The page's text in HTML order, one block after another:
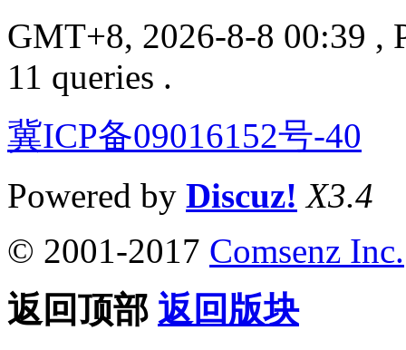
GMT+8, 2026-8-8 00:39 ,
11 queries .
冀ICP备09016152号-40
Powered by Discuz! X3.4
© 2001-2017 Comsenz Inc.
返回顶部 返回版块